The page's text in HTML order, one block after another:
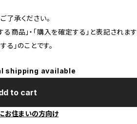
了承ください。
商品」・「購入を確定する」と表記されます
る」のことです。
shipping available
to cart
お住まいの方向け